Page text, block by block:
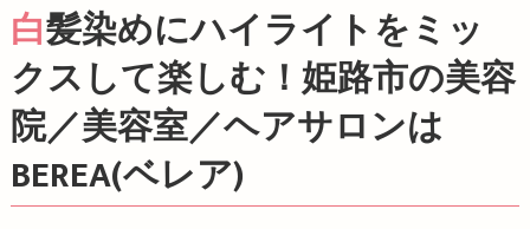
白髪染めにハイライトをミッ
クスして楽しむ！姫路市の美容
院／美容室／ヘアサロンは
BEREA(ベレア)